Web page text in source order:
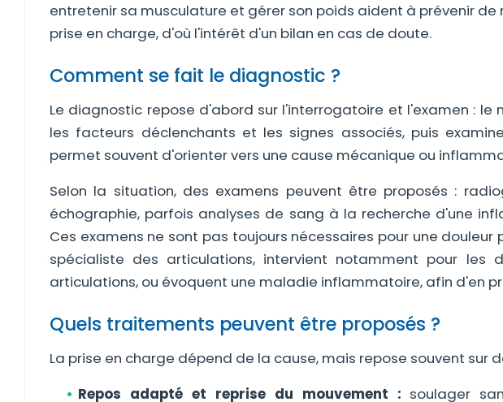
entretenir sa musculature et gérer son poids aident à prévenir de
prise en charge, d'où l'intérêt d'un bilan en cas de doute.
Comment se fait le diagnostic ?
Le diagnostic repose d'abord sur l'interrogatoire et l'examen : le
les facteurs déclenchants et les signes associés, puis
permet souvent d'orienter vers une cause mécanique ou
Selon la situation, des examens peuvent être proposés :
échographie, parfois analyses de sang à la recherche d'une
Ces examens ne sont pas toujours nécessaires pour une
spécialiste des articulations, intervient notamment pour les
articulations, ou évoquent une maladie inflammatoire, afin d'en
Quels traitements peuvent être proposés ?
La prise en charge dépend de la cause, mais repose souvent sur
Repos adapté et reprise du mouvement : soulager